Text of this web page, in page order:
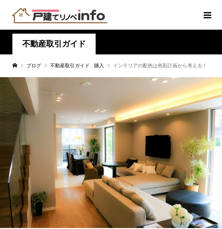
不動産取引ガイド
ブログ 不動産取引ガイド 購入 インテリアの配色は色彩計画から考える！